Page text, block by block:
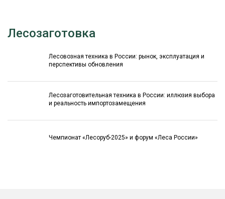
Лесозаготовка
Лесовозная техника в России: рынок, эксплуатация и
перспективы обновления
Лесозаготовительная техника в России: иллюзия выбора
и реальность импортозамещения
Чемпионат «Лесоруб-2025» и форум «Леса России»